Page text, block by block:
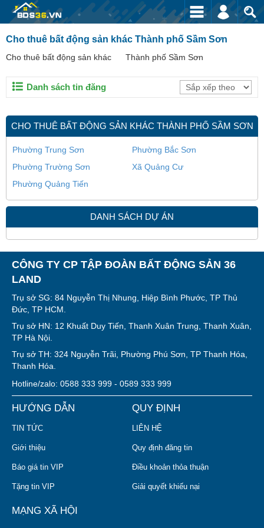
Cho thuê bất động sản khác Thành phố Sầm Sơn
Cho thuê bất động sản khác Thành phố Sầm Sơn
Danh sách tin đăng
CHO THUÊ BẤT ĐỘNG SẢN KHÁC THÀNH PHỐ SẦM SƠN
Phường Trung Sơn
Phường Bắc Sơn
Phường Trường Sơn
Xã Quảng Cư
Phường Quảng Tiến
DANH SÁCH DỰ ÁN
CÔNG TY CP TẬP ĐOÀN BẤT ĐỘNG SẢN 36
LAND
Trụ sở SG: 84 Nguyễn Thị Nhung, Hiệp Bình Phước, TP Thủ
Đức, TP HCM.
Trụ sở HN: 12 Khuất Duy Tiến, Thanh Xuân Trung, Thanh Xuân,
TP Hà Nội.
Trụ sở TH: 324 Nguyễn Trãi, Phường Phú Sơn, TP Thanh Hóa,
Thanh Hóa.
Hotline/zalo: 0588 333 999 - 0589 333 999
HƯỚNG DẪN
TIN TỨC
Giới thiệu
Báo giá tin VIP
Tặng tin VIP
QUY ĐỊNH
LIÊN HỆ
Quy định đăng tin
Điều khoản thỏa thuận
Giải quyết khiếu nại
MẠNG XÃ HỘI